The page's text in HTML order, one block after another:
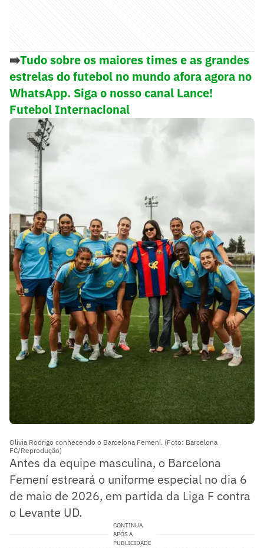
➡️Tudo sobre os maiores times e as grandes
estrelas do futebol no mundo afora agora no
WhatsApp. Siga o nosso canal Lance!
Futebol Internacional
Olivia Rodrigo conhecendo o Barcelona Femení. (Foto: Barcelona
FC/Reprodução)
Antes da equipe masculina, o Barcelona
Femení estreará o uniforme especial no dia 6
de maio de 2026, em partida da Liga F contra
o Levante UD.
CONTINUA
APÓS A
PUBLICIDADE